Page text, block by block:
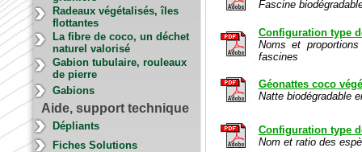
Radeaux végétalisés, îles
flottantes
La fibre de coco, un déchet
naturel valorisé
Gabion tubulaire, rouleaux
de pierre
Gabions
Aide, support technique
Dépliants
Fiches Solutions
Fascine
Configuration type
Noms et
fascines
Géonattes coco
Natte biodégradable
Configuration type
Nom et ratio des